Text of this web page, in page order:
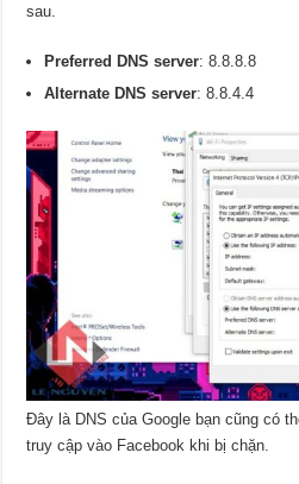
sau.
Preferred DNS server: 8.8.8.8
Alternate DNS server: 8.8.4.4
Đây là DNS của Google bạn cũng có
truy cập vào Facebook khi bị chặn.